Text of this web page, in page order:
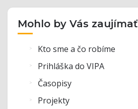
Mohlo by Vás zaujímať
Kto sme a čo robíme
Prihláška do VIPA
Časopisy
Projekty